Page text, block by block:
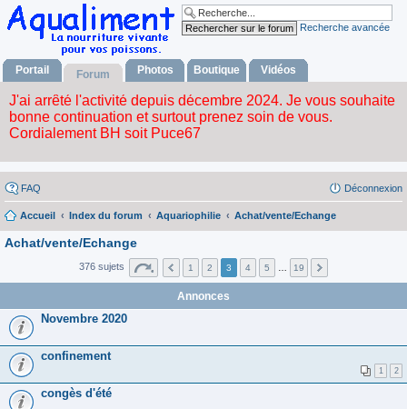
Recherche avancée
Portail Forum Photos Boutique Vidéos
FAQ Déconnexion
Accueil Index du forum Aquariophilie Achat/vente/Echange
Achat/vente/Echange
376 sujets 1 2 3 4 5 19
Annonces
Novembre 2020
confinement
1 2
congès d'été